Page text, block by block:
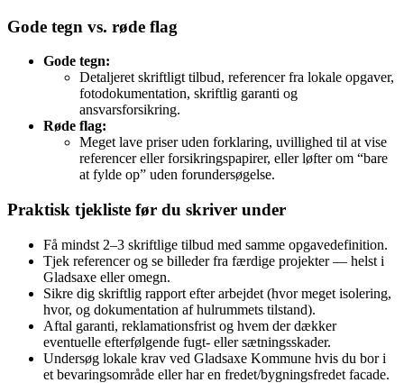
Gode tegn vs. røde flag
Gode tegn:
Detaljeret skriftligt tilbud, referencer fra lokale opgaver,
fotodokumentation, skriftlig garanti og
ansvarsforsikring.
Røde flag:
Meget lave priser uden forklaring, uvillighed til at vise
referencer eller forsikringspapirer, eller løfter om “bare
at fylde op” uden forundersøgelse.
Praktisk tjekliste før du skriver under
Få mindst 2–3 skriftlige tilbud med samme opgavedefinition.
Tjek referencer og se billeder fra færdige projekter — helst i
Gladsaxe eller omegn.
Sikre dig skriftlig rapport efter arbejdet (hvor meget isolering,
hvor, og dokumentation af hulrummets tilstand).
Aftal garanti, reklamationsfrist og hvem der dækker
eventuelle efterfølgende fugt‑ eller sætningsskader.
Undersøg lokale krav ved Gladsaxe Kommune hvis du bor i
et bevaringsområde eller har en fredet/bygningsfredet facade.